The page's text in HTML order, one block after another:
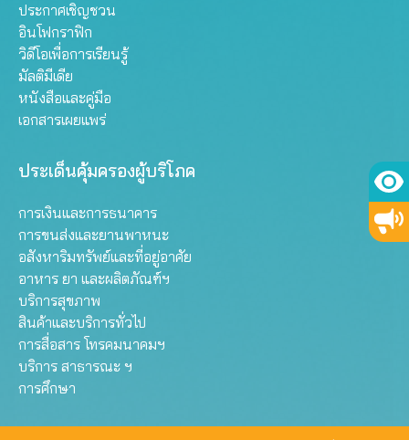
ประกาศเชิญชวน
อินโฟกราฟิก
วิดีโอเพื่อการเรียนรู้
มัลติมีเดีย
หนังสือและคู่มือ
เอกสารเผยแพร่
ประเด็นคุ้มครองผู้บริโภค
การเงินและการธนาคาร
การขนส่งและยานพาหนะ
อสังหาริมทรัพย์และที่อยู่อาศัย
อาหาร ยา และผลิตภัณฑ์ฯ
บริการสุขภาพ
สินค้าและบริการทั่วไป
การสื่อสาร โทรคมนาคมฯ
บริการ สาธารณะ ฯ
การศึกษา